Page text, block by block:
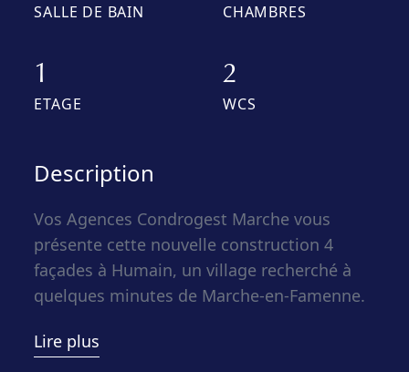
SALLE DE BAIN CHAMBRES
1
ETAGE
2
WCS
Description
Vos Agences Condrogest Marche vous
présente cette nouvelle construction 4
façades à Humain, un village recherché à
quelques minutes de Marche-en-Famenne.
et convivial, cette maison de 231 m²
Lire plus